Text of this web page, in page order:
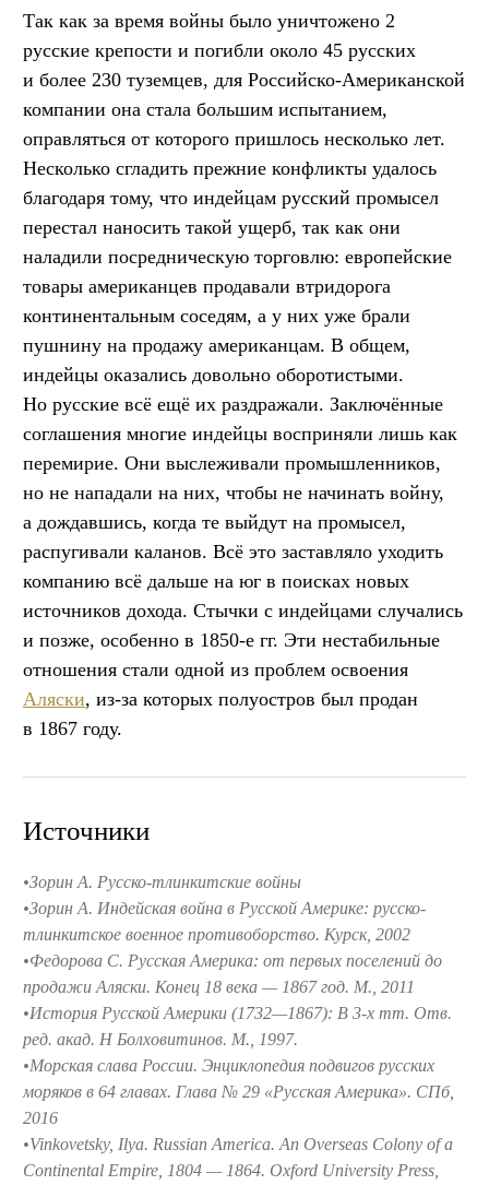
Так как за время войны было уничтожено 2
русские крепости и погибли около 45 русских
и более 230 туземцев, для Российско-Американской
компании она стала большим испытанием,
оправляться от которого пришлось несколько лет.
Несколько сгладить прежние конфликты удалось
благодаря тому, что индейцам русский промысел
перестал наносить такой ущерб, так как они
наладили посредническую торговлю: европейские
товары американцев продавали втридорога
континентальным соседям, а у них уже брали
пушнину на продажу американцам. В общем,
индейцы оказались довольно оборотистыми.
Но русские всё ещё их раздражали. Заключённые
соглашения многие индейцы восприняли лишь как
перемирие. Они выслеживали промышленников,
но не нападали на них, чтобы не начинать войну,
а дождавшись, когда те выйдут на промысел,
распугивали каланов. Всё это заставляло уходить
компанию всё дальше на юг в поисках новых
источников дохода. Стычки с индейцами случались
и позже, особенно в 1850-е гг. Эти нестабильные
отношения стали одной из проблем освоения
Аляски, из-за которых полуостров был продан
в 1867 году.
Источники
Зорин А. Русско-тлинкитские войны
Зорин А. Индейская война в Русской Америке: русско-
тлинкитское военное противоборство. Курск, 2002
Федорова С. Русская Америка: от первых поселений до
продажи Аляски. Конец 18 века — 1867 год. М., 2011
История Русской Америки (1732—1867): В 3-х тт. Отв.
ред. акад. Н Болховитинов. М., 1997.
Морская слава России. Энциклопедия подвигов русских
моряков в 64 главах. Глава № 29 «Русская Америка». СПб,
2016
Vinkovetsky, Ilya. Russian America. An Overseas Colony of a
Continental Empire, 1804 — 1864. Oxford University Press,